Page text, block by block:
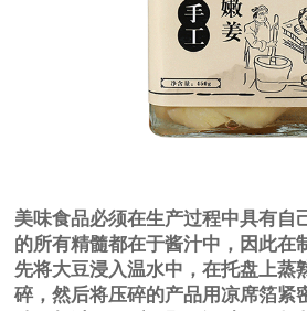
美味食品必须在生产过程中具有自
的所有精髓都在于酱汁中，因此在
先将大豆浸入温水中，在托盘上蒸
碎，然后将压碎的产品用凉席箔紧